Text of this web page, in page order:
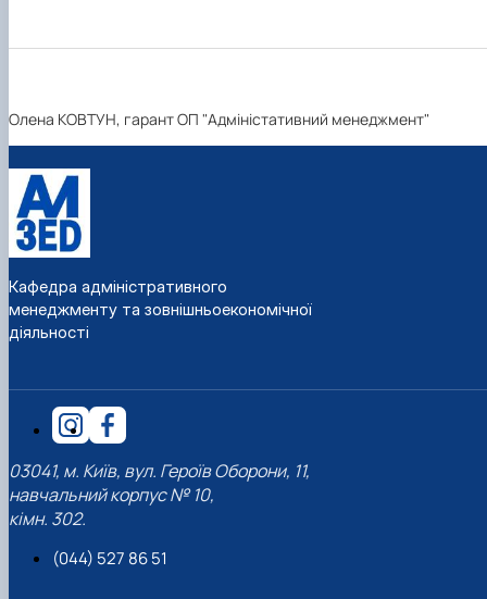
Олена КОВТУН, гарант ОП "Адміністативний менеджмент"
Кафедра адміністративного
менеджменту та зовнішньоекономічної
діяльності
03041, м. Київ, вул. Героїв Оборони, 11,
навчальний корпус № 10,
кімн. 302.
(044) 527 86 51